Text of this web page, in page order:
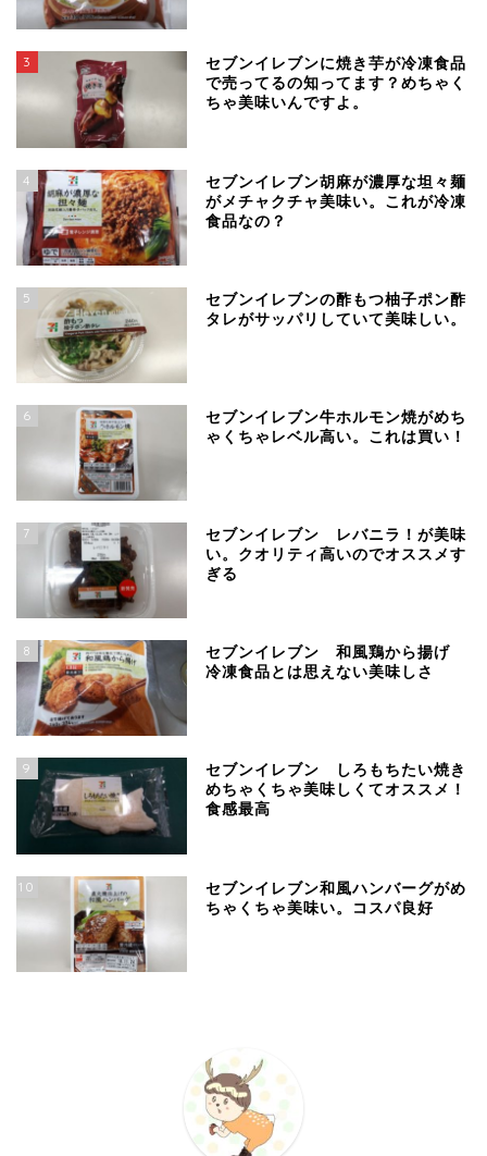
3
セブンイレブンに焼き芋が冷凍食品
で売ってるの知ってます？めちゃく
ちゃ美味いんですよ。
4
セブンイレブン胡麻が濃厚な坦々麺
がメチャクチャ美味い。これが冷凍
食品なの？
5
セブンイレブンの酢もつ柚子ポン酢
タレがサッパリしていて美味しい。
6
セブンイレブン牛ホルモン焼がめち
ゃくちゃレベル高い。これは買い！
7
セブンイレブン レバニラ！が美味
い。クオリティ高いのでオススメす
ぎる
8
セブンイレブン 和風鶏から揚げ
冷凍食品とは思えない美味しさ
9
セブンイレブン しろもちたい焼き
めちゃくちゃ美味しくてオススメ！
食感最高
10
セブンイレブン和風ハンバーグがめ
ちゃくちゃ美味い。コスパ良好